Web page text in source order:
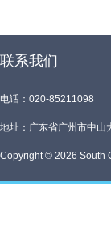
联系我们
电话：020-85211098
地址：广东省广州市中山
Copyright © 2026 South